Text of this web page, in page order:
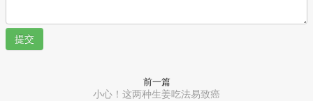
提交
前一篇
小心！这两种生姜吃法易致癌